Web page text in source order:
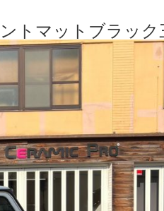
トマットブラッ